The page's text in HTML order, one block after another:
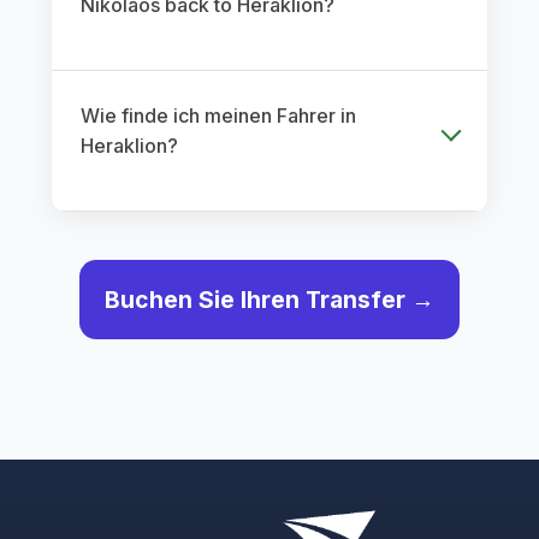
Nikolaos back to Heraklion?
Wie finde ich meinen Fahrer in
Heraklion?
Buchen Sie Ihren Transfer →